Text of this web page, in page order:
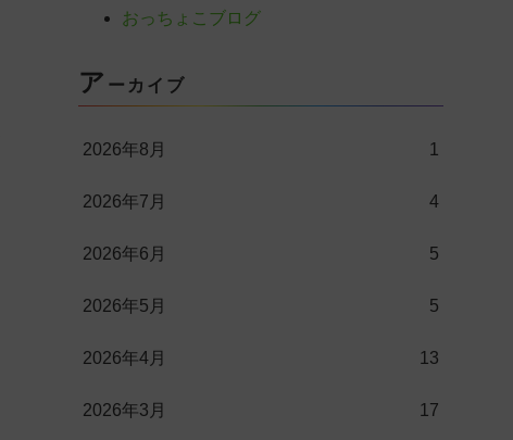
おっちょこブログ
ア ーカイブ
2026年8月 1
2026年7月 4
2026年6月 5
2026年5月 5
2026年4月 13
2026年3月 17